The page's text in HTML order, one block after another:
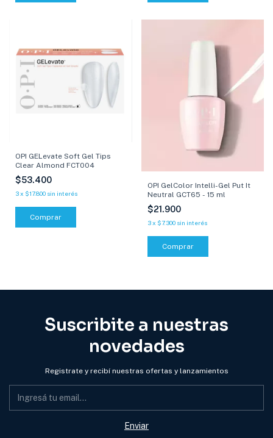
OPI GELevate Soft Gel Tips
Clear Almond FCT004
$53.400
3x $17.800 sin interés
OPI GelColor Intelli-Gel Put It
Neutral GCT65 - 15 ml
$21.900
3 x $7.300 sin interés
Comprar
Suscribite a nuestras
novedades
Registrate y recibí nuestras ofertas y lanzamientos